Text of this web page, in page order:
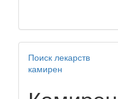
Поиск лекарств
камирен